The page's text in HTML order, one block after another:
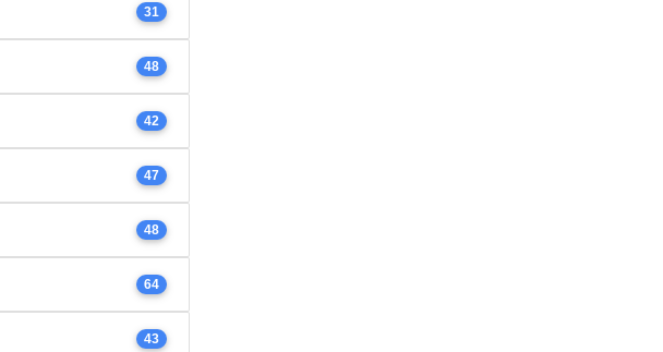
31
48
42
47
48
64
43